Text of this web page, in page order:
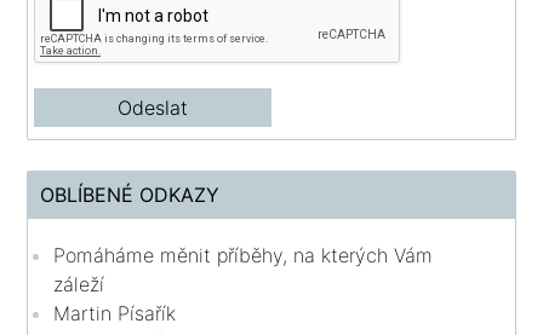
OBLÍBENÉ ODKAZY
Pomáháme měnit příběhy, na kterých Vám
záleží
Martin Písařík